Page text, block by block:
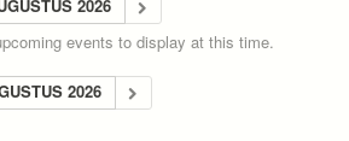
2026
events to display at this time.
2026